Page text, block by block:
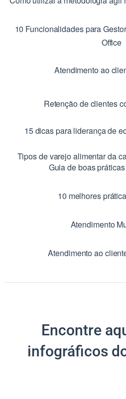
10 Funcionalidades para
Office
Atendimento ao
Retenção de clientes
15 dicas para liderança de
Tipos de varejo alimentar da
Guia de boas
10 melhores
Atendimento
Atendimento ao
Encontre
infográficos